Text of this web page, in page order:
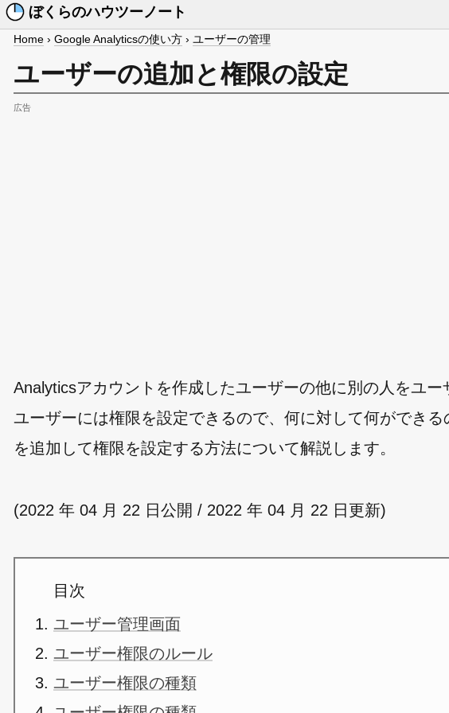
ぼくらのハウツーノート
Home › Google Analyticsの使い方 › ユーザーの管理
ユーザーの追加と権限の設定
広告
Analyticsアカウントを作成したユーザーの他に別の人をユ
ユーザーには権限を設定できるので、何に対して何ができ
を追加して権限を設定する方法について解説します。
(2022 年 04 月 22 日公開 / 2022 年 04 月 22 日更新)
目次
ユーザー管理画面
ユーザー権限のルール
ユーザー権限の種類